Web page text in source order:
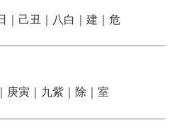
｜己丑｜八白｜建｜危
｜庚寅｜九紫｜除｜室